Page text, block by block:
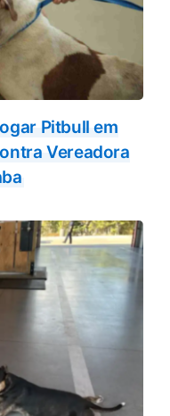
Pitbull em
Vereadora